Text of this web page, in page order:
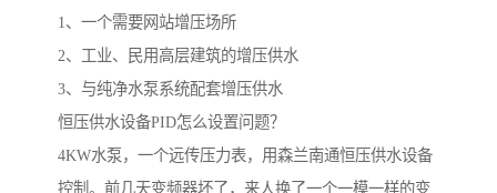
1、一个需要网站增压场所
2、工业、民用高层建筑的增压供水
3、与纯净水泵系统配套增压供水
恒压供水设备PID怎么设置问题？
4KW水泵，一个远传压力表，用森兰南通恒压供水设备
控制。前几天变频器坏了，来人换了一个一模一样的变